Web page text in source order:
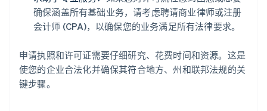
确保涵盖所有基础业务，请考虑聘请商业律师或注册
会计师 (CPA)，以确保您的业务满足所有法律要求。
申请执照和许可证需要仔细研究、花费时间和资源。这是
使您的企业合法化并确保其符合地方、州和联邦法规的关
键步骤。